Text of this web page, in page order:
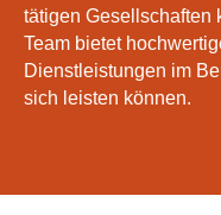
tätigen Gesellschaften
Team bietet
Dienstleistungen im
sich leisten können.